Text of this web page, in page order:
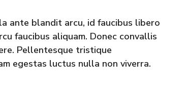
ante blandit arcu, id faucibus libero
faucibus aliquam. Donec convallis
Pellentesque tristique
egestas luctus nulla non viverra.